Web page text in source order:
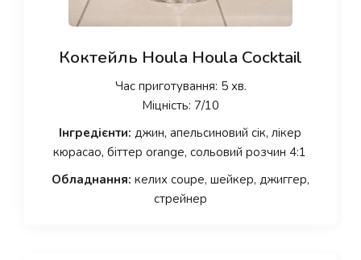
Коктейль Houla Houla Cocktail
Час приготування: 5 хв.
Міцність: 7/10
Інгредієнти: джин, апельсиновий сік, лікер
кюрасао, біттер orange, сольовий розчин 4:1
Обладнання: келих coupe, шейкер, джиггер,
стрейнер